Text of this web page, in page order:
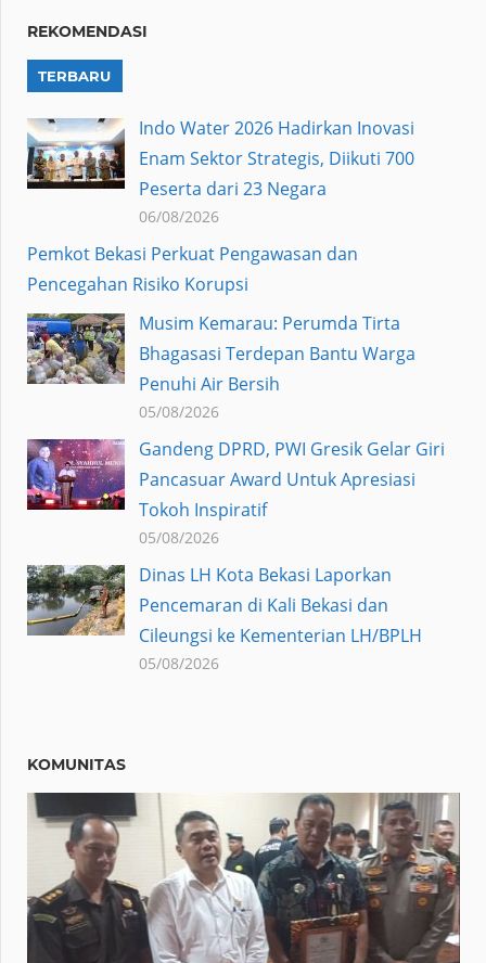
REKOMENDASI
TERBARU
Indo Water 2026 Hadirkan Inovasi
Enam Sektor Strategis, Diikuti 700
Peserta dari 23 Negara
06/08/2026
Pemkot Bekasi Perkuat Pengawasan dan
Pencegahan Risiko Korupsi
Musim Kemarau: Perumda Tirta
Bhagasasi Terdepan Bantu Warga
Penuhi Air Bersih
05/08/2026
Gandeng DPRD, PWI Gresik Gelar Giri
Pancasuar Award Untuk Apresiasi
Tokoh Inspiratif
05/08/2026
Dinas LH Kota Bekasi Laporkan
Pencemaran di Kali Bekasi dan
Cileungsi ke Kementerian LH/BPLH
05/08/2026
KOMUNITAS